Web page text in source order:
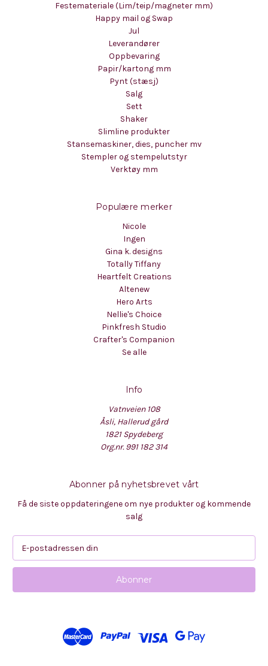
Festemateriale (Lim/teip/magneter mm)
Happy mail og Swap
Jul
Leverandører
Oppbevaring
Papir/kartong mm
Pynt (stæsj)
Salg
Sett
Shaker
Slimline produkter
Stansemaskiner, dies, puncher mv
Stempler og stempelutstyr
Verktøy mm
Populære merker
Nicole
Ingen
Gina k. designs
Totally Tiffany
Heartfelt Creations
Altenew
Hero Arts
Nellie's Choice
Pinkfresh Studio
Crafter's Companion
Se alle
Info
Vatnveien 108
Åsli, Hallerud gård
1821 Spydeberg
Org.nr. 991 182 314
Abonner på nyhetsbrevet vårt
Få de siste oppdateringene om nye produkter og kommende
salg
p
s